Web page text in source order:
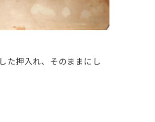
た押入れ、そのままにし